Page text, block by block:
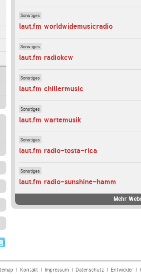
Sonstiges
laut.fm worldwidemusicradio
Sonstiges
laut.fm radiokcw
Sonstiges
laut.fm chillermusic
Sonstiges
laut.fm wartemusik
Sonstiges
laut.fm radio-tosta-rica
Sonstiges
laut.fm radio-sunshine-hamm
Mehr
| Kontakt| Impressum| Datenschutz| Entwickler|